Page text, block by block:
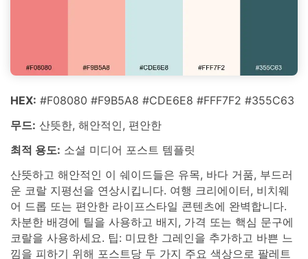
HEX: #F08080 #F9B5A8 #CDE6E8 #FFF7F2 #355C63
무드: 산뜻한, 해안적인, 편안한
최적 용도: 소셜 미디어 포스트 템플릿
산뜻하고 해안적인 이 쉐이드들은 유목, 바다 거품, 부드러
운 코랄 지평선을 연상시킵니다. 여행 크리에이터, 비치웨
어 드롭 또는 편안한 라이프스타일 콘텐츠에 완벽합니다.
차분한 배경에 틸을 사용하고 배지, 가격 또는 핵심 문구에
코랄을 사용하세요. 팁: 미묘한 그레인을 추가하고 바쁜 느
낌을 피하기 위해 포스트당 두 가지 주요 색상으로 팔레트